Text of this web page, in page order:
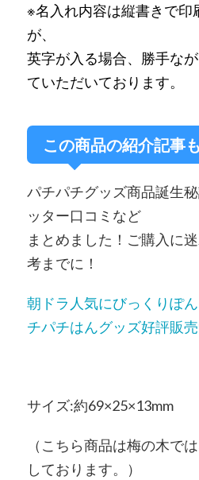
※名入れ内容は縦書きで印
が、
英字が入る場合、勝手な
ていただいております。
この商品の紹介記事
パチパチグッズ商品誕生
ッター口コミなど
まとめました！ご購入に
考までに！
朝ドラ人気にびっくりぽ
チパチはんグッズ好評販売
サイズ:約69×25×13mm
（こちら商品は梅の木で
しております。）